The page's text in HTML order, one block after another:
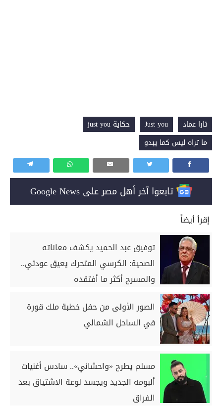
تارا عماد Just you
حكاية just you
ما تراه ليس كما يبدو
تابعوا آخر أهل مصر على Google News
إقرأ أيضاً
توفيق عبد الحميد يكشف معاناته
الصحية: الكرسي المتحرك يعيق عودتي..
والمسرح أكثر ما أفتقده
الصور الأولى من حفل خطبة ملك قورة
في الساحل الشمالي
مسلم يطرح «واحشاني».. سادس أغنيات
ألبومه الجديد ويجسد لوعة الاشتياق بعد
الفراق